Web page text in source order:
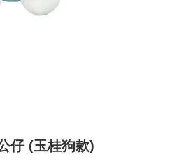
仔 (玉桂狗款)